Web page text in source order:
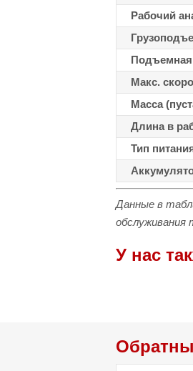
Рабочий
Макс.
Масса
Длина в
Тип
Данные в
обслуживания
У нас